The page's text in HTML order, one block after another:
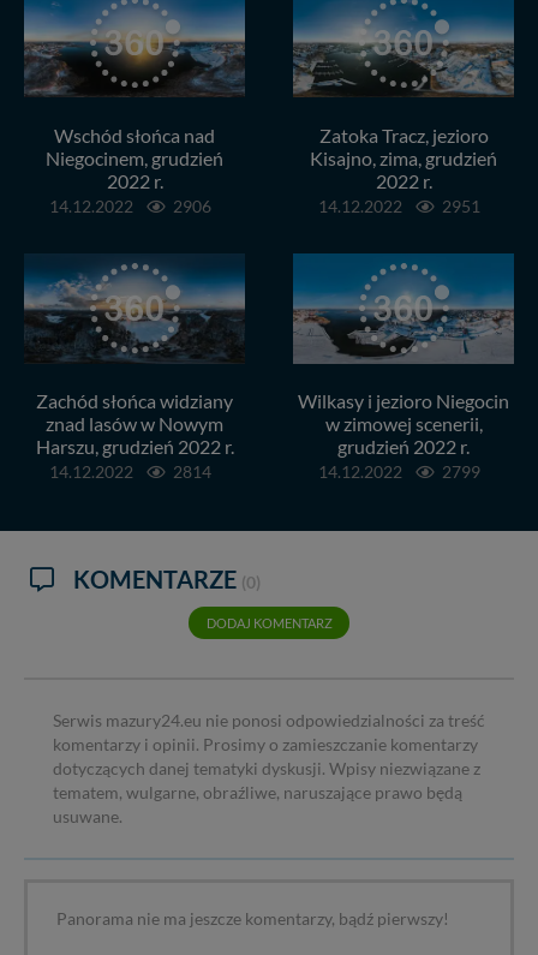
Wschód słońca nad
Niegocinem, grudzień
2022 r.
14.12.2022 2906
Zatoka Tracz, jezioro
Kisajno, zima, grudzień
2022 r.
14.12.2022 2951
Zachód słońca widziany
znad lasów w Nowym
Harszu, grudzień 2022 r.
14.12.2022 2814
Wilkasy i jezioro Niegocin
w zimowej scenerii,
grudzień 2022 r.
14.12.2022 2799
KOMENTARZE (0)
DODAJ KOMENTARZ
Serwis mazury24.eu nie ponosi odpowiedzialności za treść
komentarzy i opinii. Prosimy o zamieszczanie komentarzy
dotyczących danej tematyki dyskusji. Wpisy niezwiązane z
tematem, wulgarne, obraźliwe, naruszające prawo będą
usuwane.
Panorama nie ma jeszcze komentarzy, bądź pierwszy!